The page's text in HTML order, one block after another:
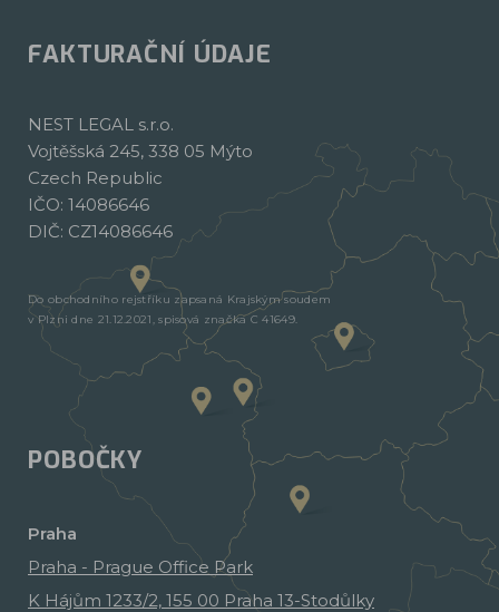
FAKTURAČNÍ ÚDAJE
NEST LEGAL s.r.o.
Vojtěšská 245, 338 05 Mýto
Czech Republic
IČO: 14086646
DIČ: CZ14086646
Do obchodního rejstříku zapsaná Krajským soudem
v Plzni dne 21.12.2021, spisová značka C 41649.
POBOČKY
Praha
Praha - Prague Office Park
K Hájům 1233/2, 155 00 Praha 13-Stodůlky